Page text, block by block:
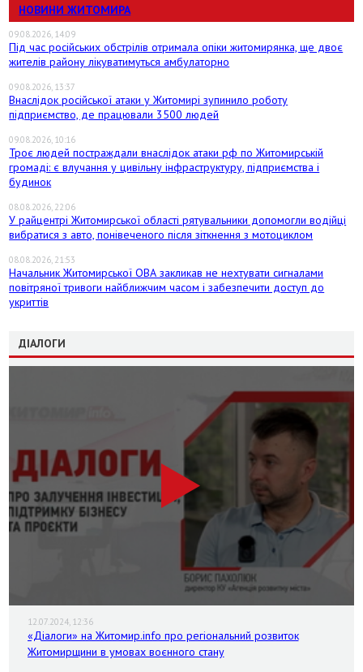
НОВИНИ ЖИТОМИРА
09.08.2026, 14:09
Під час російських обстрілів отримала опіки житомирянка, ще двоє
жителів району лікуватимуться амбулаторно
09.08.2026, 13:37
Внаслідок російської атаки у Житомирі зупинило роботу
підприємство, де працювали 3500 людей
09.08.2026, 10:16
Троє людей постраждали внаслідок атаки рф по Житомирській
громаді: є влучання у цивільну інфраструктуру, підприємства і
будинок
08.08.2026, 22:06
У райцентрі Житомирської області рятувальники допомогли водійці
вибратися з авто, понівеченого після зіткнення з мотоциклом
08.08.2026, 21:53
Начальник Житомирської ОВА закликав не нехтувати сигналами
повітряної тривоги найближчим часом і забезпечити доступ до
укриттів
ДІАЛОГИ
12.07.2024, 12:36
«Діалоги» на Житомир.info про регіональний розвиток
Житомирщини в умовах воєнного стану